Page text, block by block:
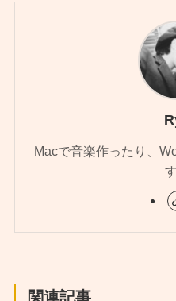
Macで音楽作ったり、
関連記事